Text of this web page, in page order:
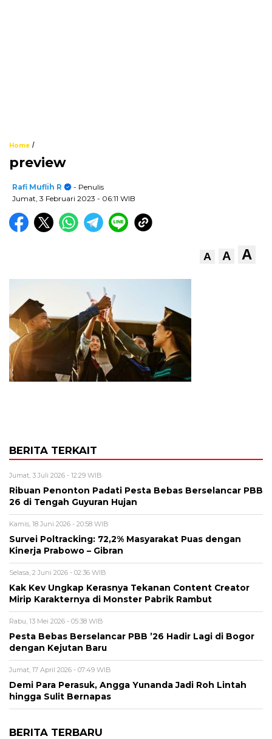
Home /
preview
Rafi Muflih R
- Penulis
Jumat, 3 Februari 2023 - 06:11 WIB
A A A
BERITA TERKAIT
Jumat, 3 Juli 2026 - 12:29 WIB
Ribuan Penonton Padati Pesta Bebas Berselancar PBB
26 di Tengah Guyuran Hujan
Kamis, 18 Juni 2026 - 20:58 WIB
Survei Poltracking: 72,2% Masyarakat Puas dengan
Kinerja Prabowo – Gibran
Selasa, 2 Juni 2026 - 02:36 WIB
Kak Kev Ungkap Kerasnya Tekanan Content Creator
Mirip Karakternya di Monster Pabrik Rambut
Rabu, 13 Mei 2026 - 05:38 WIB
Pesta Bebas Berselancar PBB ’26 Hadir Lagi di Bogor
dengan Kejutan Baru
Jumat, 17 April 2026 - 07:49 WIB
Demi Para Perasuk, Angga Yunanda Jadi Roh Lintah
hingga Sulit Bernapas
BERITA TERBARU